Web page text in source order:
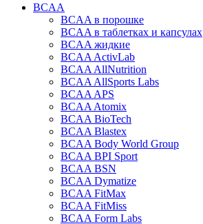
BCAA
BCAA в порошке
BCAA в таблетках и капсулах
BCAA жидкие
BCAA ActivLab
BCAA AllNutrition
BCAA AllSports Labs
BCAA APS
BCAA Atomix
BCAA BioTech
BCAA Blastex
BCAA Body World Group
BCAA BPI Sport
BCAA BSN
BCAA Dymatize
BCAA FitMax
BCAA FitMiss
BCAA Form Labs